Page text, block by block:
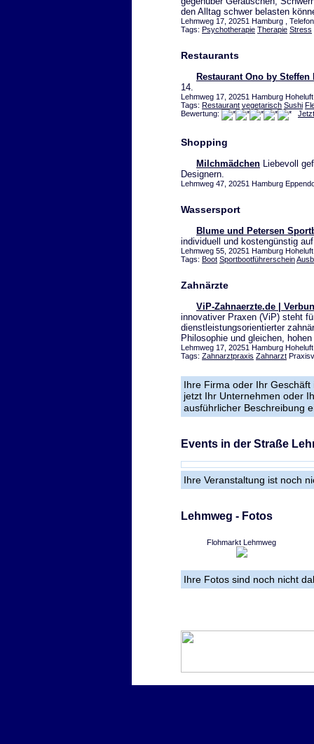
den Alltag schwer belasten
Lehmweg 17, 20251 Hamburg ,
Tags: Psychotherapie Therapie Stress
Restaurants
Restaurant Ono by Steffen
14.
Lehmweg 17, 20251 Hamburg
Tags: Restaurant vegetarisch Sushi
Bewertung:
Shopping
Milchmädchen Liebevoll
Designern.
Lehmweg 47, 20251 Hamburg
Wassersport
Blume und Petersen
individuell und kostengünstig
Lehmweg 55, 20251 Hamburg
Tags: Boot Sportbootführerschein
Zahnärzte
ViP-Zahnaerzte.de |
innovativer Praxen (ViP) steht
dienstleistungsorientierter
Philosophie und gleichen,
Lehmweg 17, 20251 Hamburg Hoheluft
Tags: Zahnarztpraxis Zahnarzt
Ihre Firma oder Ihr
jetzt Ihr Unternehmen oder
ausführlicher Beschreibung
Events in der Straße
Ihre Veranstaltung ist noch
Lehmweg - Fotos
Flohmarkt Lehmweg
Ihre Fotos sind noch nicht